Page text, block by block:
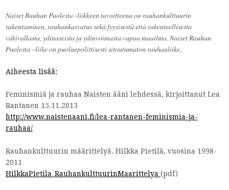
Naiset Rauhan Puolesta -liikkeen tavoitteena on rauhankulttuurin
rakentaminen, rauhankasvatus sekä fyysisestä että rakenteellisesta
väkivallasta, ydinaseista ja ydinvoimasta vapaa maailma. Naiset Rauhan
Puolesta –liike on puoluepolittisesti sitoutumaton rauhanliike.
Aiheesta lisää:
Feminismiä ja rauhaa Naisten ääni lehdessä, kirjoittanut Lea
Rantanen 15.11.2013
http://www.naistenaani.fi/lea-rantanen-feminismia-ja-
rauhaa/
Rauhankulttuurin määrittelyä. Hilkka Pietilä, vuosina 1998-
2011
HilkkaPietila_RauhankulttuurinMaarittelya(pdf)